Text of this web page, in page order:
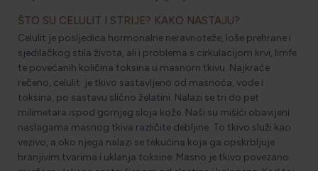
ŠTO SU CELULIT I STRIJE? KAKO NASTAJU?
Celulit je posljedica hormonalne neravnoteže, loše prehrane i
sjedilačkog stila života, ali i problema s cirkulacijom krvi, limfe
te povećanih količina toksina u masnom tkivu. Najkraće
rečeno, celulit je tkivo sastavljeno od masnoća, vode i
toksina, po sastavu slično želatini. Nalazi se tri do pet
milimetara ispod gornjeg sloja kože. Naši su mišići obavijeni
naslagama masnog tkiva različite debljine. To tkivo služi kao
vezivo, a oko njega nalazi se tekućina koja ga opskrbljuje
hranjivim tvarima i uklanja toksine. Masno je tkivo povezano